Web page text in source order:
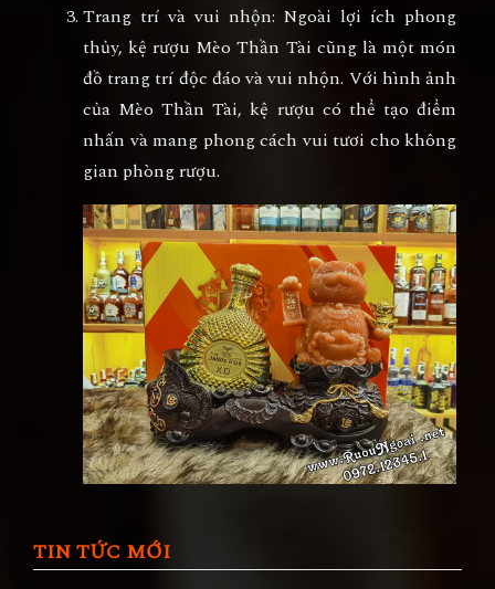
Trang trí và vui nhộn: Ngoài lợi ích phong
thủy, kệ rượu Mèo Thần Tài cũng là một món
đồ trang trí độc đáo và vui nhộn. Với hình ảnh
của Mèo Thần Tài, kệ rượu có thể tạo điểm
nhấn và mang phong cách vui tươi cho không
gian phòng rượu.
TIN TỨC MỚI